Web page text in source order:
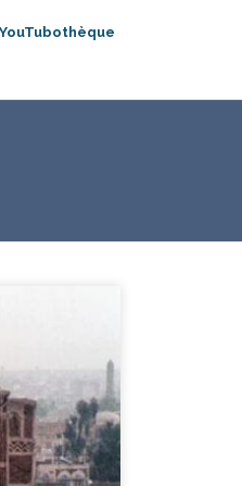
YouTubothèque